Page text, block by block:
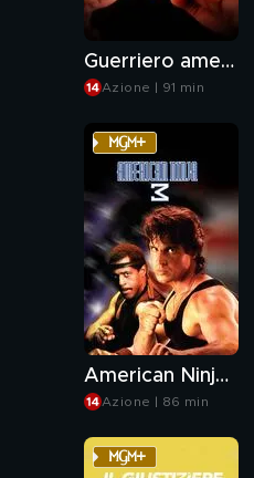
Guerriero americano
Azione | 91 min
American Ninja 3
Azione | 86 min